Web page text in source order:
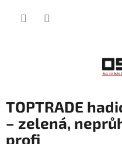
TOPTRADE
– zelená,
profi